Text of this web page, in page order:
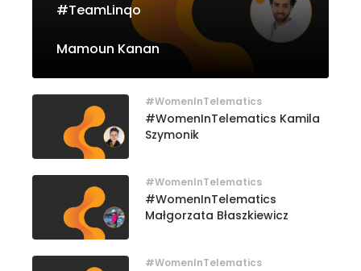
#TeamLinqo
Mamoun Kanan
100vw, 768px" > #WomenInTelematics
#WomenInTelematics Kamila
Szymonik
#WomenInTelematics
#WomenInTelematics
Małgorzata Błaszkiewicz
#WomenInTelematics